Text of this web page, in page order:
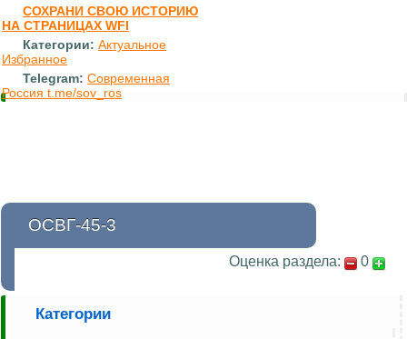
СОХРАНИ СВОЮ ИСТОРИЮ
НА СТРАНИЦАХ WFI
Категории: Актуальное
Избранное
Telegram: Современная
Россия t.me/sov_ros
ОСВГ-45-3
Оценка раздела: 0
Категории